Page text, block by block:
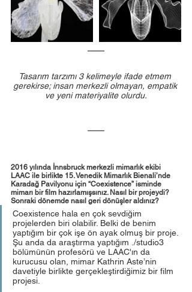
Tasarım tarzımı 3 kelimeyle ifade etmem
gerekirse; insan merkezli olmayan, empatik
ve yeni materiyalite olurdu.
2016 yılında İnnsbruck merkezli mimarlık ekibi
LAAC ile birlikte 15. Venedik Mimarlık Bienali’nde
Karadağ Pavilyonu için “Coexistence” isminde
mimarı bir film hazırlamışsınız. Nasıl bir projeydi?
Sonraki dönemde nasıl geri dönüşler aldınız?
Coexistence hala en çok sevdiğim
projelerden biri olabilir. Belki de benim
yaptığım bir çok işe ön ayak olmuş bir proje.
Şu anda da araştırma yaptığım ./studio3
bölümünün profesörü ve LAAC'ın da
kurucusu olan, mimar Kathrin Aste’nin
davetiyle birlikte gerçekleştirdiğimiz bir film
projesi.